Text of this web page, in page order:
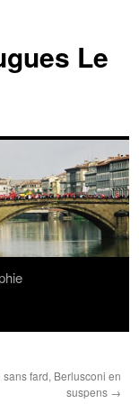
Le
sans fard, Berlusconi en
suspens →